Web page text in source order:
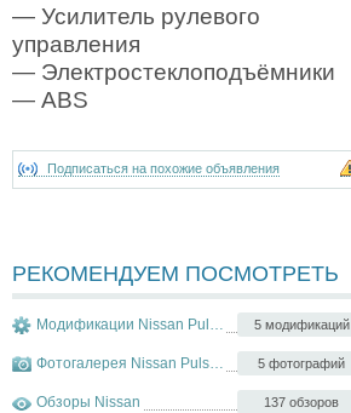
— Усилитель рулевого
управления
— Электростеклоподъёмники
— ABS
Подписаться на похожие объявления
РЕКОМЕНДУЕМ ПОСМОТРЕТЬ
5 модификаций
Модификации Nissan Pulsar
5 фотографий
Фотогалерея Nissan Pulsar
137 обзоров
Обзоры Nissan